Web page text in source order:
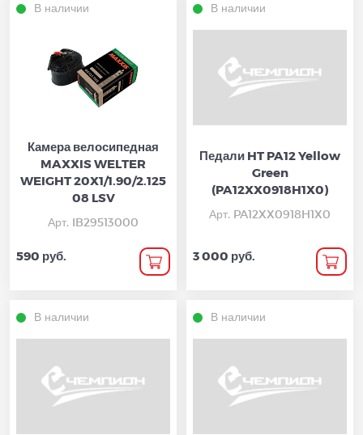
В наличии
Камера велосипедная
MAXXIS WELTER
WEIGHT 20X1/1.90/2.125
08 LSV
Арт. IB29513000
590 руб.
В наличии
Педали HT PA12 Yellow
Green
(PA12XX0918H1X0)
Арт. PA12XX0918H1X0
3 000 руб.
В наличии В наличии